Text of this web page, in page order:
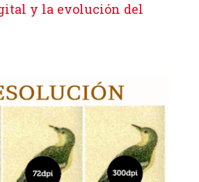
y la evolución del